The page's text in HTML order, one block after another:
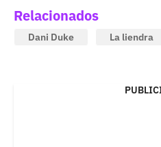
Relacionados
Dani Duke La liendra